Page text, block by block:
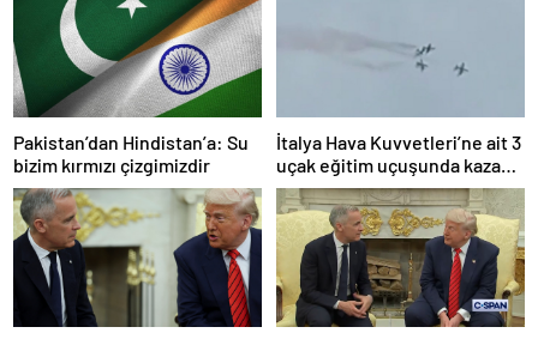
Pakistan’dan Hindistan’a: Su
bizim kırmızı çizgimizdir
İtalya Hava Kuvvetleri’ne ait 3
uçak eğitim uçuşunda kaza
yaptı